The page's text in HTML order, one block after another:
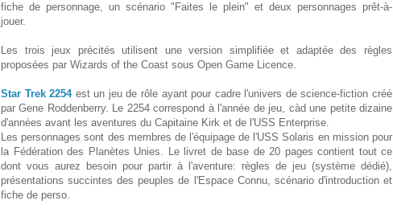
fiche de personnage, un scénario "Faites le plein" et deux personnages prêt-à-
jouer.
Les trois jeux précités utilisent une version simplifiée et adaptée des règles
proposées par Wizards of the Coast sous Open Game Licence.
Star Trek 2254est un jeu de rôle ayant pour cadre l'univers de science-fiction créé
par Gene Roddenberry. Le 2254 correspond à l'année de jeu, càd une petite dizaine
d'années avant les aventures du Capitaine Kirk et de l'USS Enterprise.
Les personnages sont des membres de l'équipage de l'USS Solaris en mission pour
la Fédération des Planètes Unies. Le livret de base de 20 pages contient tout ce
dont vous aurez besoin pour partir à l'aventure: règles de jeu (système dédié),
présentations succintes des peuples de l'Espace Connu, scénario d'introduction et
fiche de perso.